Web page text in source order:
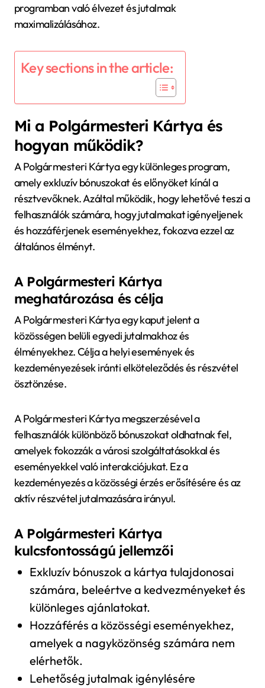
programban való élvezet és jutalmak
maximalizálásához.
Key sections in the article:
Mi a Polgármesteri Kártya és
hogyan működik?
A Polgármesteri Kártya egy különleges program,
amely exkluzív bónuszokat és előnyöket kínál a
résztvevőknek. Azáltal működik, hogy lehetővé teszi a
felhasználók számára, hogy jutalmakat igényeljenek
és hozzáférjenek eseményekhez, fokozva ezzel az
általános élményt.
A Polgármesteri Kártya
meghatározása és célja
A Polgármesteri Kártya egy kaput jelent a
közösségen belüli egyedi jutalmakhoz és
élményekhez. Célja a helyi események és
kezdeményezések iránti elköteleződés és részvétel
ösztönzése.
A Polgármesteri Kártya megszerzésével a
felhasználók különböző bónuszokat oldhatnak fel,
amelyek fokozzák a városi szolgáltatásokkal és
eseményekkel való interakciójukat. Ez a
kezdeményezés a közösségi érzés erősítésére és az
aktív részvétel jutalmazására irányul.
A Polgármesteri Kártya
kulcsfontosságú jellemzői
Exkluzív bónuszok a kártya tulajdonosai
számára, beleértve a kedvezményeket és
különleges ajánlatokat.
Hozzáférés a közösségi eseményekhez,
amelyek a nagyközönség számára nem
elérhetők.
Lehetőség jutalmak igénylésére